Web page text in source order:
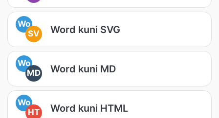
Wo
SV
Word kuni SVG
Wo
MD
Word kuni MD
Wo
HT
Word kuni HTML